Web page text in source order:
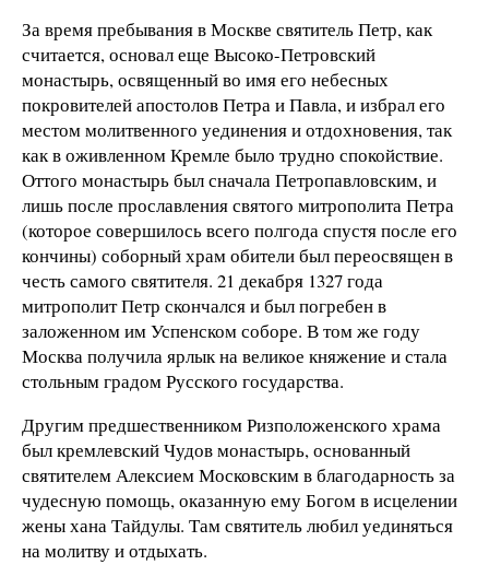
За время пребывания в Москве святитель Петр, как
считается, основал еще Высоко-Петровский
монастырь, освященный во имя его небесных
покровителей апостолов Петра и Павла, и избрал его
местом молитвенного уединения и отдохновения, так
как в оживленном Кремле было трудно спокойствие.
Оттого монастырь был сначала Петропавловским, и
лишь после прославления святого митрополита Петра
(которое совершилось всего полгода спустя после его
кончины) соборный храм обители был переосвящен в
честь самого святителя. 21 декабря 1327 года
митрополит Петр скончался и был погребен в
заложенном им Успенском соборе. В том же году
Москва получила ярлык на великое княжение и стала
стольным градом Русского государства.
Другим предшественником Ризположенского храма
был кремлевский Чудов монастырь, основанный
святителем Алексием Московским в благодарность за
чудесную помощь, оказанную ему Богом в исцелении
жены хана Тайдулы. Там святитель любил уединяться
на молитву и отдыхать.